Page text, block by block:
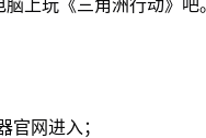
上玩《三角洲行动》吧
官网进入；